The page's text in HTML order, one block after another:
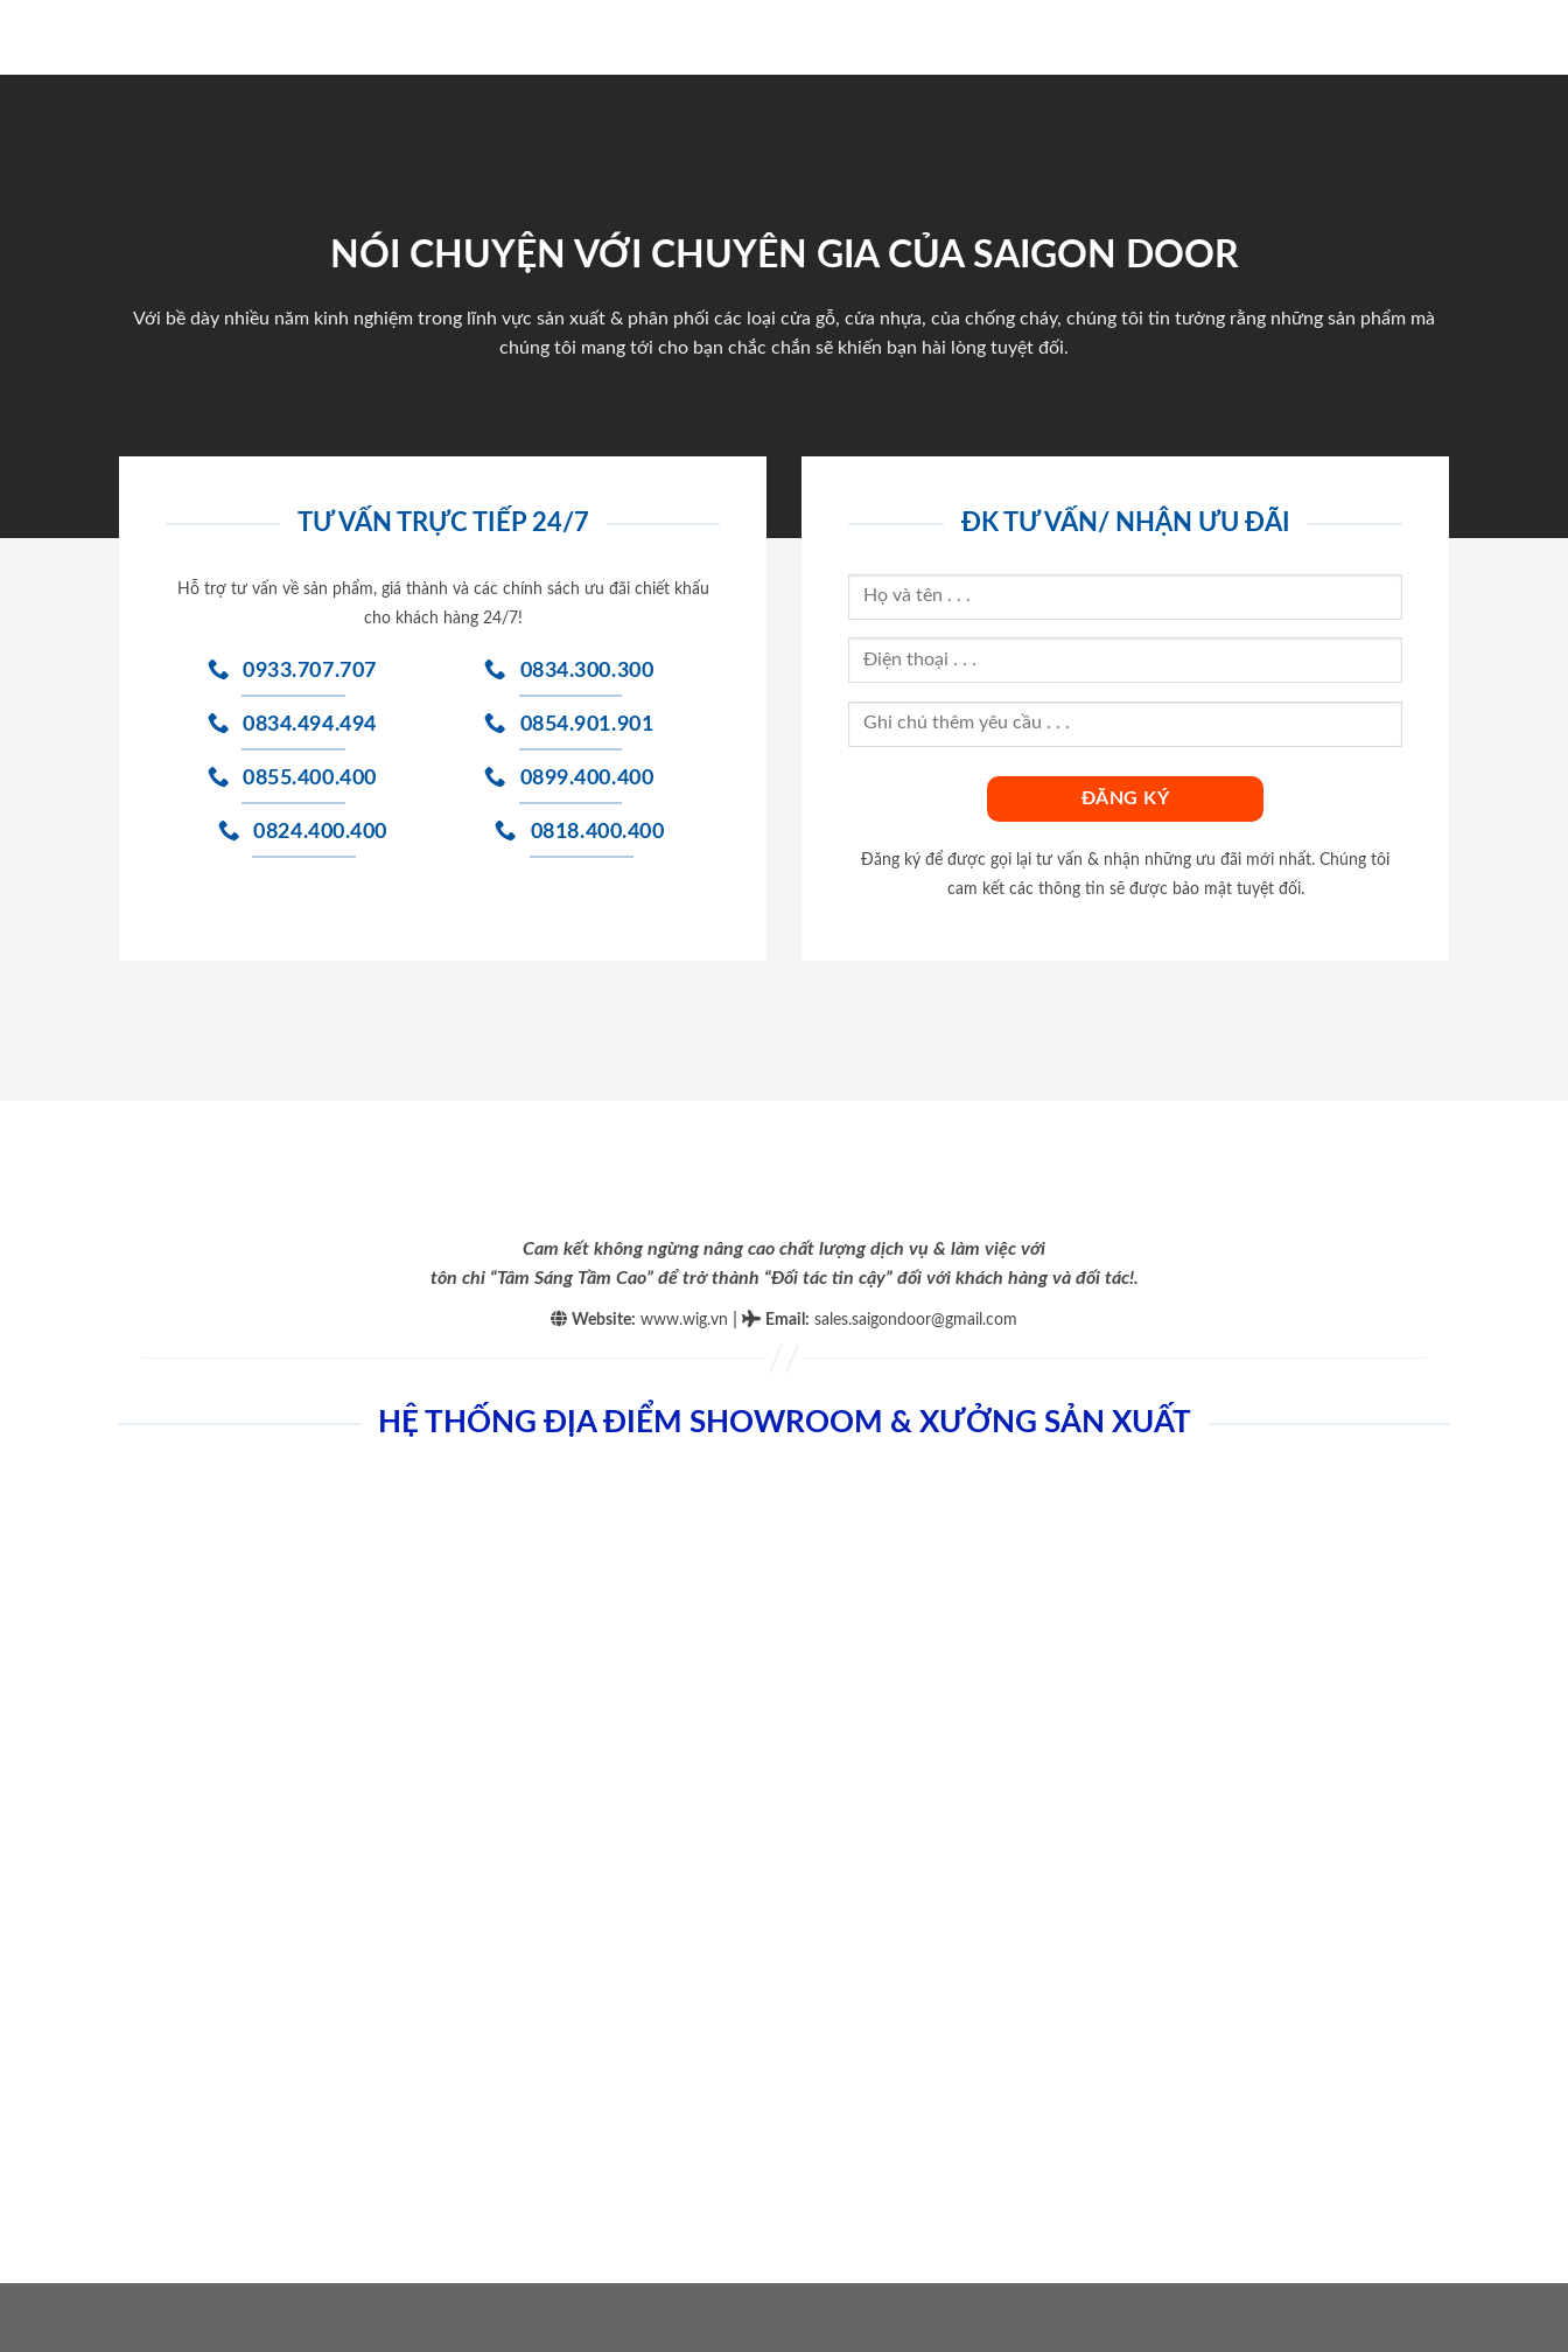
NÓI CHUYỆN VỚI CHUYÊN GIA CỦA SAIGON DOOR
Với bề dày nhiều năm kinh nghiệm trong lĩnh vực sản xuất & phân phối các loại cửa gỗ, cửa nhựa, của chống cháy, chúng tôi tin tưởng rằng những sản phẩm mà
chúng tôi mang tới cho bạn chắc chắn sẽ khiến bạn hài lòng tuyệt đối.
TƯ VẤN TRỰC TIẾP 24/7
Hỗ trợ tư vấn về sản phẩm, giá thành và các chính sách ưu đãi chiết khấu
cho khách hàng 24/7!
0933.707.707
0834.494.494
0855.400.400
0824.400.400
0834.300.300
0854.901.901
0899.400.400
0818.400.400
ĐK TƯ VẤN/ NHẬN ƯU ĐÃI
Đăng ký để được gọi lại tư vấn & nhận những ưu đãi mới nhất. Chúng tôi
cam kết các thông tin sẽ được bảo mật tuyệt đối.
Cam kết không ngừng nâng cao chất lượng dịch vụ & làm việc với
tôn chỉ “Tâm Sáng Tầm Cao” để trở thành “Đối tác tin cậy” đối với khách hàng và đối tác!.
Website: www.wig.vn Email : sales.saigondoor@gmail.com
HỆ THỐNG ĐỊA ĐIỂM SHOWROOM & XƯỞNG SẢN XUẤT